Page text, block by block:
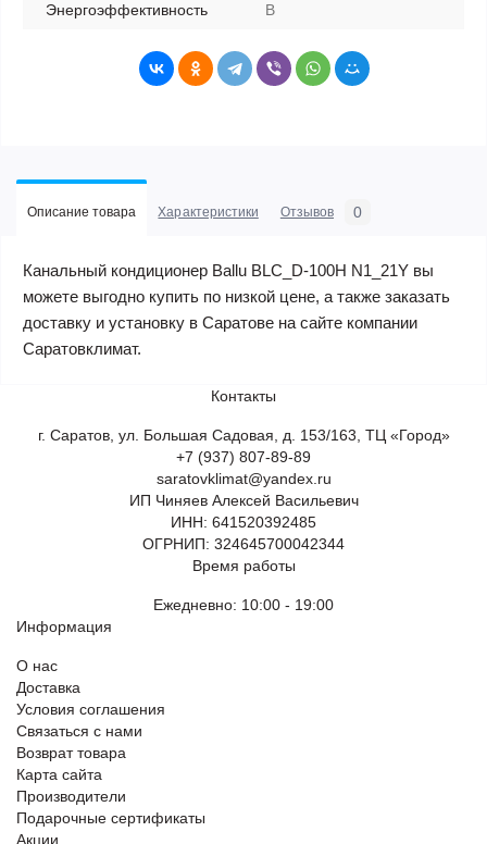
Энергоэффективность B
Описание товара Характеристики Отзывов 0
Канальный кондиционер Ballu BLC_D-100H N1_21Y вы
можете выгодно купить по низкой цене, а также заказать
доставку и установку в Саратове на сайте компании
Саратовклимат.
Контакты
г. Саратов, ул. Большая Садовая, д. 153/163, ТЦ «Город»
+7 (937) 807-89-89
saratovklimat@yandex.ru
ИП Чиняев Алексей Васильевич
ИНН: 641520392485
ОГРНИП: 324645700042344
Время работы
Ежедневно: 10:00 - 19:00
Информация
О нас
Доставка
Условия соглашения
Связаться с нами
Возврат товара
Карта сайта
Производители
Подарочные сертификаты
Акции